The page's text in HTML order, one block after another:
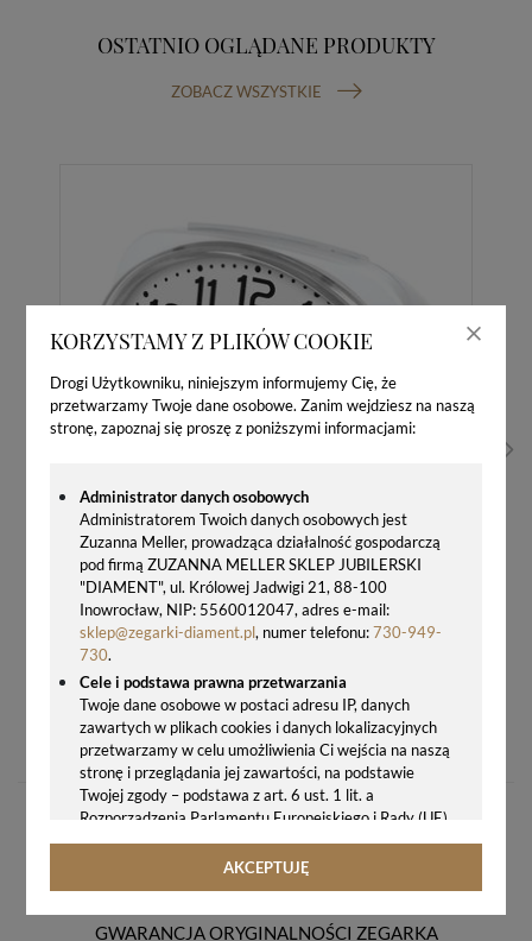
KORZYSTAMY Z PLIKÓW COOKIE
Drogi Użytkowniku, niniejszym informujemy Cię, że
przetwarzamy Twoje dane osobowe. Zanim wejdziesz na naszą
stronę, zapoznaj się proszę z poniższymi informacjami:
Administrator danych osobowych
Administratorem Twoich danych osobowych jest
Zuzanna Meller, prowadząca działalność gospodarczą
pod firmą ZUZANNA MELLER SKLEP JUBILERSKI
"DIAMENT", ul. Królowej Jadwigi 21, 88-100
Inowrocław, NIP: 5560012047, adres e-mail:
sklep@zegarki-diament.pl, numer telefonu:730-949-
730.
Cele i podstawa prawna przetwarzania
Twoje dane osobowe w postaci adresu IP, danych
zawartych w plikach cookies i danych lokalizacyjnych
przetwarzamy w celu umożliwienia Ci wejścia na naszą
stronę i przeglądania jej zawartości, na podstawie
Twojej zgody – podstawa z art. 6 ust. 1 lit. a
Rozporządzenia Parlamentu Europejskiego i Rady (UE)
2016/679 z 27.04.2016 r. w sprawie ochrony osób
fizycznych w związku z przetwarzaniem danych
rozporządzenie o ochronie danych, tj. RODO).
AKCEPTUJĘ
OSTATNIO OGLĄDANE PRODUKTY
ZOBACZ WSZYSTKIE
75,00 zł
GWARANCJA ORYGINALNOŚCI ZEGARKA